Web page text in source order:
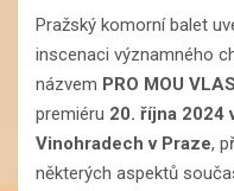
Pražský komorní balet
inscenaci významného
názvem PRO MOU
premiéru 20. října 2024
Vinohradech v Praze,
některých aspektů